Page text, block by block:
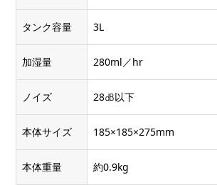
タンク容量 3L
加湿量 280ml／hr
ノイズ 28㏈以下
本体サイズ 185×185×275mm
本体重量 約0.9kg